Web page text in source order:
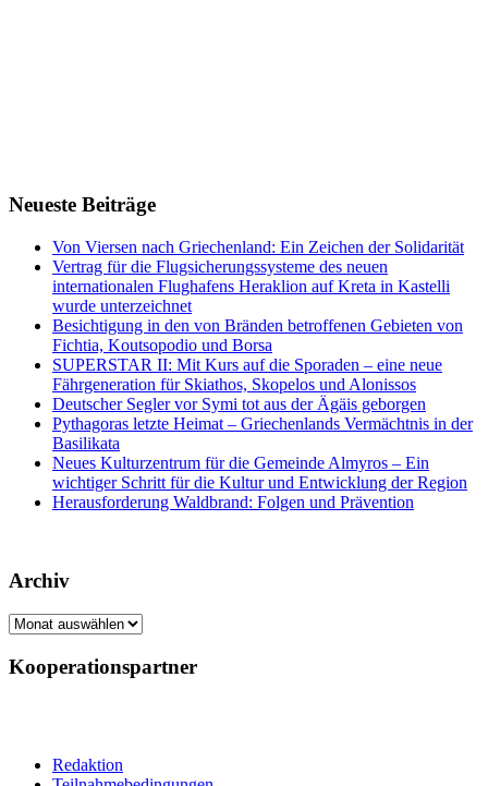
Neueste Beiträge
Von Viersen nach Griechenland: Ein Zeichen der Solidarität
Vertrag für die Flugsicherungssysteme des neuen
internationalen Flughafens Heraklion auf Kreta in Kastelli
wurde unterzeichnet
Besichtigung in den von Bränden betroffenen Gebieten von
Fichtia, Koutsopodio und Borsa
SUPERSTAR II: Mit Kurs auf die Sporaden – eine neue
Fährgeneration für Skiathos, Skopelos und Alonissos
Deutscher Segler vor Symi tot aus der Ägäis geborgen
Pythagoras letzte Heimat – Griechenlands Vermächtnis in der
Basilikata
Neues Kulturzentrum für die Gemeinde Almyros – Ein
wichtiger Schritt für die Kultur und Entwicklung der Region
Herausforderung Waldbrand: Folgen und Prävention
Archiv
Archiv
Kooperationspartner
Redaktion